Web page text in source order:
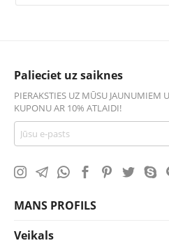
Palieciet uz saiknes
PIERAKSTIES UZ MŪSU JAUNUMIEM
KUPONU AR 10% ATLAIDI!
MANS PROFILS
Veikals